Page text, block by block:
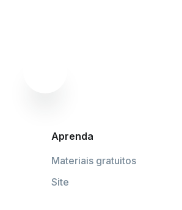
Aprenda
Materiais gratuitos
Site